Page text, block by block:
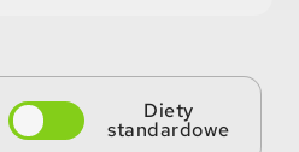
Diety
standardowe